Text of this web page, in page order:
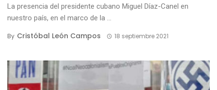
La presencia del presidente cubano Miguel Díaz-Canel en
nuestro país, en el marco de la ...
By Cristóbal León Campos 18 septiembre 2021